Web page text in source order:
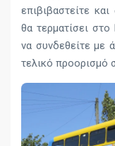
επιβιβαστείτε
θα τερματίσει
να συνδεθείτε με
τελικό προορισμό